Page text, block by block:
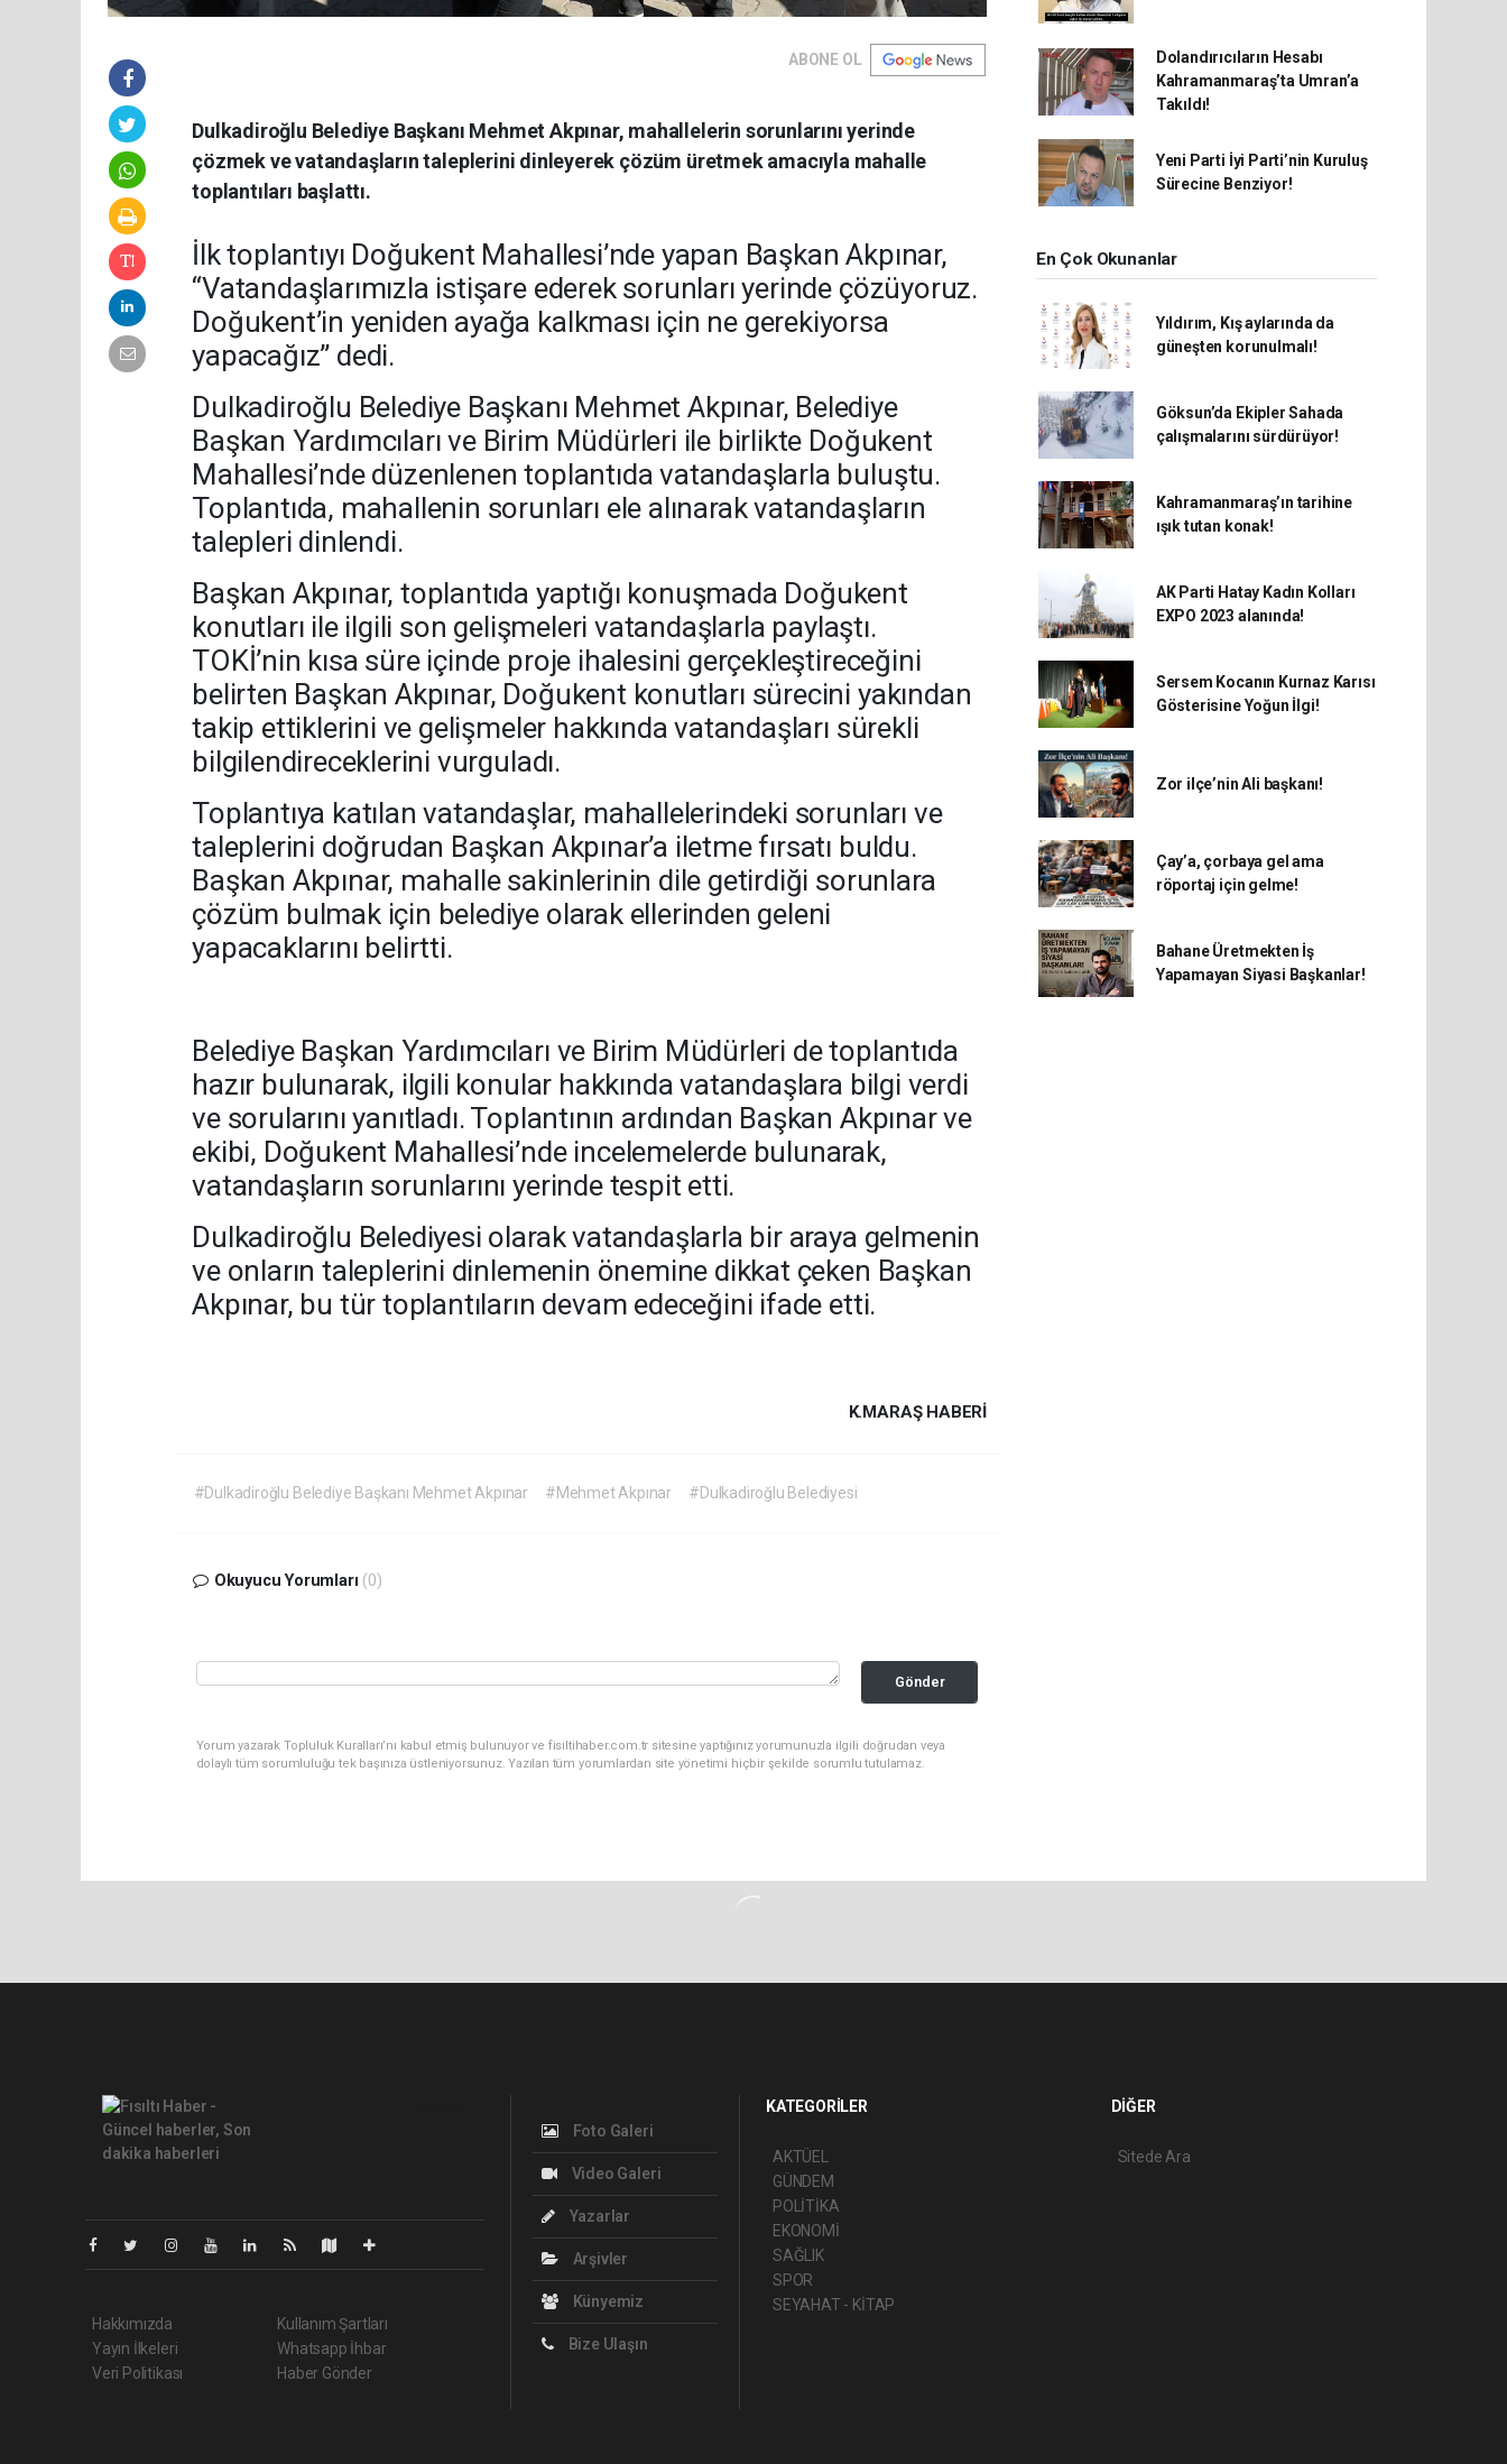
ABONE OL
Dulkadiroğlu Belediye Başkanı Mehmet Akpınar, mahallelerin sorunlarını yerinde
çözmek ve vatandaşların taleplerini dinleyerek çözüm üretmek amacıyla mahalle
toplantıları başlattı.
İlk toplantıyı Doğukent Mahallesi’nde yapan Başkan Akpınar,
“Vatandaşlarımızla istişare ederek sorunları yerinde çözüyoruz.
Doğukent’in yeniden ayağa kalkması için ne gerekiyorsa
yapacağız” dedi.
Dulkadiroğlu Belediye Başkanı Mehmet Akpınar, Belediye
Başkan Yardımcıları ve Birim Müdürleri ile birlikte Doğukent
Mahallesi’nde düzenlenen toplantıda vatandaşlarla buluştu.
Toplantıda, mahallenin sorunları ele alınarak vatandaşların
talepleri dinlendi.
Başkan Akpınar, toplantıda yaptığı konuşmada Doğukent
konutları ile ilgili son gelişmeleri vatandaşlarla paylaştı.
TOKİ’nin kısa süre içinde proje ihalesini gerçekleştireceğini
belirten Başkan Akpınar, Doğukent konutları sürecini yakından
takip ettiklerini ve gelişmeler hakkında vatandaşları sürekli
bilgilendireceklerini vurguladı.
Toplantıya katılan vatandaşlar, mahallelerindeki sorunları ve
taleplerini doğrudan Başkan Akpınar’a iletme fırsatı buldu.
Başkan Akpınar, mahalle sakinlerinin dile getirdiği sorunlara
çözüm bulmak için belediye olarak ellerinden geleni
yapacaklarını belirtti.
Belediye Başkan Yardımcıları ve Birim Müdürleri de toplantıda
hazır bulunarak, ilgili konular hakkında vatandaşlara bilgi verdi
ve sorularını yanıtladı. Toplantının ardından Başkan Akpınar ve
ekibi, Doğukent Mahallesi’nde incelemelerde bulunarak,
vatandaşların sorunlarını yerinde tespit etti.
Dulkadiroğlu Belediyesi olarak vatandaşlarla bir araya gelmenin
ve onların taleplerini dinlemenin önemine dikkat çeken Başkan
Akpınar, bu tür toplantıların devam edeceğini ifade etti.
K.MARAŞ HABERİ
#Dulkadiroğlu Belediye Başkanı Mehmet Akpınar #Mehmet Akpınar #Dulkadiroğlu Belediyesi
Okuyucu Yorumları (0)
Gönder
Yorum yazarak Topluluk Kuralları’nı kabul etmiş bulunuyor ve fisiltihaber.com.tr sitesine yaptığınız yorumunuzla ilgili doğrudan veya
dolaylı tüm sorumluluğu tek başınıza üstleniyorsunuz. Yazılan tüm yorumlardan site yönetimi hiçbir şekilde sorumlu tutulamaz.
Dolandırıcıların Hesabı
Kahramanmaraş’ta Umran’a
Takıldı!
Yeni Parti İyi Parti’nin Kuruluş
Sürecine Benziyor!
En Çok Okunanlar
Yıldırım, Kış aylarında da
güneşten korunulmalı!
Göksun’da Ekipler Sahada
çalışmalarını sürdürüyor!
Kahramanmaraş’ın tarihine
ışık tutan konak!
AK Parti Hatay Kadın Kolları
EXPO 2023 alanında!
Sersem Kocanın Kurnaz Karısı
Gösterisine Yoğun İlgi!
Zor ilçe’nin Ali başkanı!
Çay’a, çorbaya gel ama
röportaj için gelme!
Bahane Üretmekten İş
Yapamayan Siyasi Başkanlar!
Hakkımızda
Yayın İlkeleri
Veri Politikası
Kullanım Şartları
Whatsapp İhbar
Haber Gönder
Foto Galeri
Video Galeri
Yazarlar
Arşivler
Künyemiz
Bize Ulaşın
KATEGORİLER
AKTÜEL
GÜNDEM
POLİTİKA
EKONOMİ
SAĞLIK
SPOR
SEYAHAT - KİTAP
DİĞER
Sitede Ara